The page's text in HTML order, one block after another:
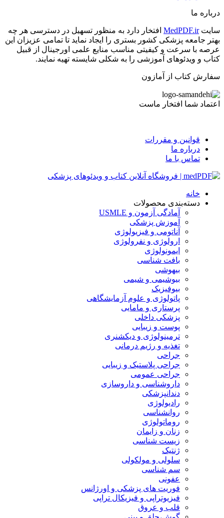
درباره ما
سایتMedPDF.ir افتخار دارد به منظور تسهیل در دسترسی هر چه
بهتر جامعه پزشکی کشور بستری را ایجاد نماید تا تمامی عزیزان این
عرصه با سرعت و کیفیتی مناسب منایع علمی اورجینال از قبیل
کتاب و ویدئوهای آموزشی را به شکلی شایسته تهیه نمایند.
سفارش کتاب از آمازون
اعتماد شما افتخار ماست
قوانین و مقررات
درباره ما
تماس با ما
خانه
دسته‌بندی محصولات
آمادگی آزمون و USMLE
آموزش پزشکی
آناتومی و فیزیولوژی
ارولوژی و نفرولوژی
ایمونولوژی
بافت شناسی
بیهوشی
بیوشیمی و شیمی
بیوفیزیک
پاتولوژی و علوم آزمایشگاهی
پرستاری و مامایی
پزشکی داخلی
پوست و زیبایی
ترمینولوژی و دیکشنری
تغذیه و رژیم درمانی
جراحی
جراحی پلاستیک و زیبایی
جراحی عمومی
داروشناسی و داروسازی
دندانپزشکی
رادیولوژی
روانشناسی
روماتولوژی
زنان و زایمان
زیست شناسی
ژنتیک
سلولی و مولکولی
سم شناسی
عفونی
فوریت های پزشکی و اورژانس
فیزیوتراپی و فیزیکال تراپی
قلب و عروق